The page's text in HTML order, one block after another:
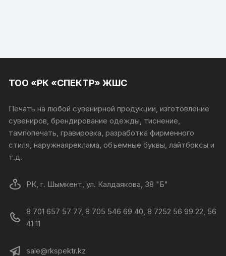
ТОО «РК «СПЕКТР» ЖШС
Печать на любой сувенирной продукции, изготовление
сувениров, брендирование одежды, тиснение,
тампопечать, гравировка, разработка фирменного
стиля, наружнаяреклама, объемные буквы, лайтбоксы и
т.д.
РК, г. Шымкент, ул. Калдаякова, 38 "Б"
8 701 657 57 77, 8 705 546 69 40, 8 7252 56 99 22, 56
41 11
sale@rkspektr.kz